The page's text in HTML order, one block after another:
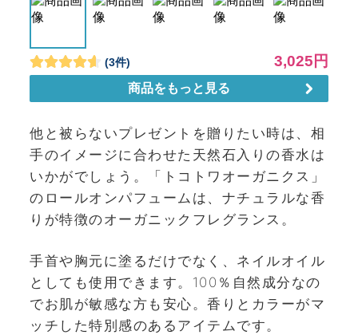
他と被らないプレゼントを贈りたい時は、相
手のイメージに合わせた天然石入りの香水は
いかがでしょう。「トコトワオーガニクス」
のロールオンパフュームは、ナチュラルな香
りが特徴のオーガニックフレグランス。
手首や胸元に塗るだけでなく、ネイルオイル
としても使用できます。100％自然成分なの
でお肌が敏感な方も安心。香りとカラーがマ
ッチした特別感のあるアイテムです。